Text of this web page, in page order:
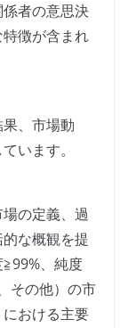
者の意思決
徴が含まれ
、市場動
います。
の定義、過
な概観を提
、純度
その他）の市
おける主要